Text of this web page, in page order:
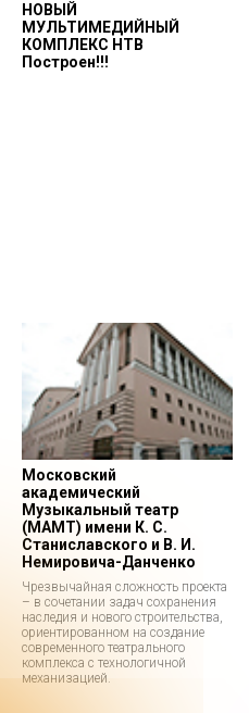
НОВЫЙ
МУЛЬТИМЕДИЙНЫЙ
КОМПЛЕКС НТВ
Построен!!!
Московский
академический
Музыкальный театр
(МАМТ) имени К. С.
Станиславского и В. И.
Немировича-Данченко
Чрезвычайная сложность проекта
– в сочетании задач сохранения
наследия и нового строительства,
ориентированном на создание
современного театрального
комплекса с технологичной
механизацией.